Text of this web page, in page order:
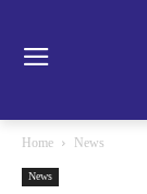
Home News
News